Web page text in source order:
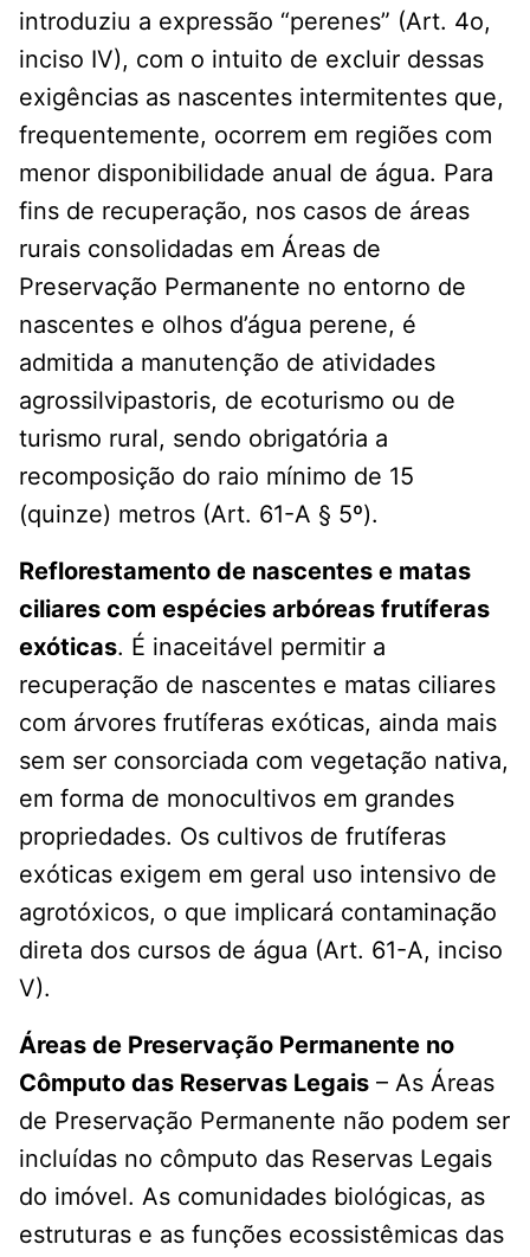
introduziu a expressão “perenes” (Art. 4o,
inciso IV), com o intuito de excluir dessas
exigências as nascentes intermitentes que,
frequentemente, ocorrem em regiões com
menor disponibilidade anual de água. Para
fins de recuperação, nos casos de áreas
rurais consolidadas em Áreas de
Preservação Permanente no entorno de
nascentes e olhos d’água perene, é
admitida a manutenção de atividades
agrossilvipastoris, de ecoturismo ou de
turismo rural, sendo obrigatória a
recomposição do raio mínimo de 15
(quinze) metros (Art. 61-A § 5º).
Reflorestamento de nascentes e matas
ciliares com espécies arbóreas frutíferas
exóticas. É inaceitável permitir a
recuperação de nascentes e matas ciliares
com árvores frutíferas exóticas, ainda mais
sem ser consorciada com vegetação nativa,
em forma de monocultivos em grandes
propriedades. Os cultivos de frutíferas
exóticas exigem em geral uso intensivo de
agrotóxicos, o que implicará contaminação
direta dos cursos de água (Art. 61-A, inciso
V).
Áreas de Preservação Permanente no
Cômputo das Reservas Legais – As Áreas
de Preservação Permanente não podem ser
incluídas no cômputo das Reservas Legais
do imóvel. As comunidades biológicas, as
estruturas e as funções ecossistêmicas das